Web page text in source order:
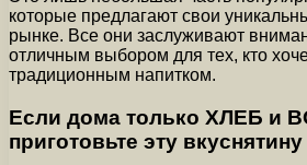
которые предлагают свои
рынке. Все они заслуживают
отличным выбором для тех, кто
традиционным напитком.
Если дома только ХЛЕБ и
приготовьте эту